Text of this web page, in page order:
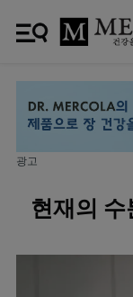
광고
현재의 수